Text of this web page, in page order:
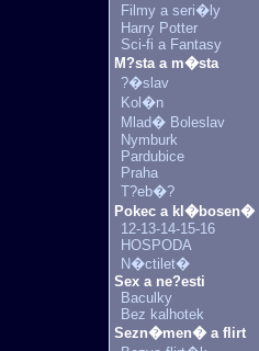
Filmy a seri�ly
Harry Potter
Sci-fi a Fantasy
M?sta a m�sta
?�slav
Kol�n
Mlad� Boleslav
Nymburk
Pardubice
Praha
T?eb�?
Pokec a kl�bosen�
12-13-14-15-16
HOSPODA
N�ctilet�
Sex a ne?esti
Baculky
Bez kalhotek
Sezn�men� a flirt